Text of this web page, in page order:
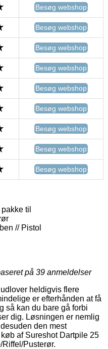
Besøg webshop
Besøg webshop
Besøg webshop
Besøg webshop
Besøg webshop
Besøg webshop
Besøg webshop
Besøg webshop
Besøg webshop
til
// Pistol
på 39 anmeldelser
heldigvis flere
er efterhånden at få
så kan du bare gå forbi
dig. Løsningen er nemlig
den mest
af Sureshot Dartpile 25
Pusterør.